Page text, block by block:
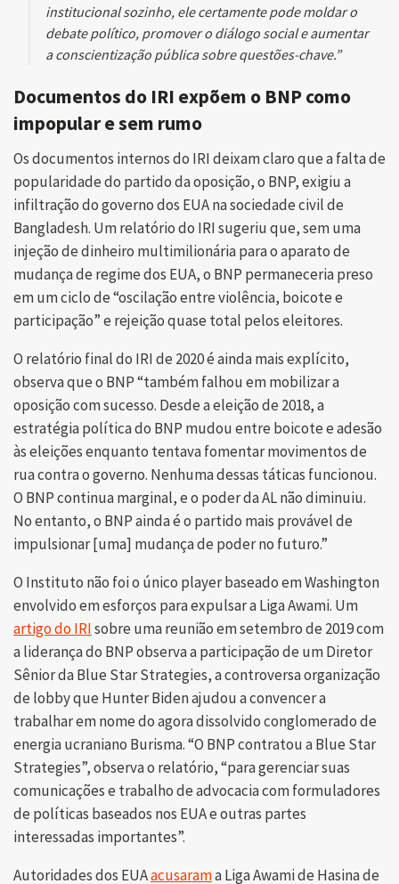
institucional sozinho, ele certamente pode moldar o
debate político, promover o diálogo social e aumentar
a conscientização pública sobre questões-chave.”
Documentos do IRI expõem o BNP como
impopular e sem rumo
Os documentos internos do IRI deixam claro que a falta de
popularidade do partido da oposição, o BNP, exigiu a
infiltração do governo dos EUA na sociedade civil de
Bangladesh. Um relatório do IRI sugeriu que, sem uma
injeção de dinheiro multimilionária para o aparato de
mudança de regime dos EUA, o BNP permaneceria preso
em um ciclo de “oscilação entre violência, boicote e
participação” e rejeição quase total pelos eleitores.
O relatório final do IRI de 2020 é ainda mais explícito,
observa que o BNP “também falhou em mobilizar a
oposição com sucesso. Desde a eleição de 2018, a
estratégia política do BNP mudou entre boicote e adesão
às eleições enquanto tentava fomentar movimentos de
rua contra o governo. Nenhuma dessas táticas funcionou.
O BNP continua marginal, e o poder da AL não diminuiu.
No entanto, o BNP ainda é o partido mais provável de
impulsionar [uma] mudança de poder no futuro.”
O Instituto não foi o único player baseado em Washington
envolvido em esforços para expulsar a Liga Awami. Um
artigo do IRIsobre uma reunião em setembro de 2019 com
a liderança do BNP observa a participação de um Diretor
Sênior da Blue Star Strategies, a controversa organização
de lobby que Hunter Biden ajudou a convencer a
trabalhar em nome do agora dissolvido conglomerado de
energia ucraniano Burisma. “O BNP contratou a Blue Star
Strategies”, observa o relatório, “para gerenciar suas
comunicações e trabalho de advocacia com formuladores
de políticas baseados nos EUA e outras partes
interessadas importantes”.
Autoridades dos EUAacusarama Liga Awami de Hasina de